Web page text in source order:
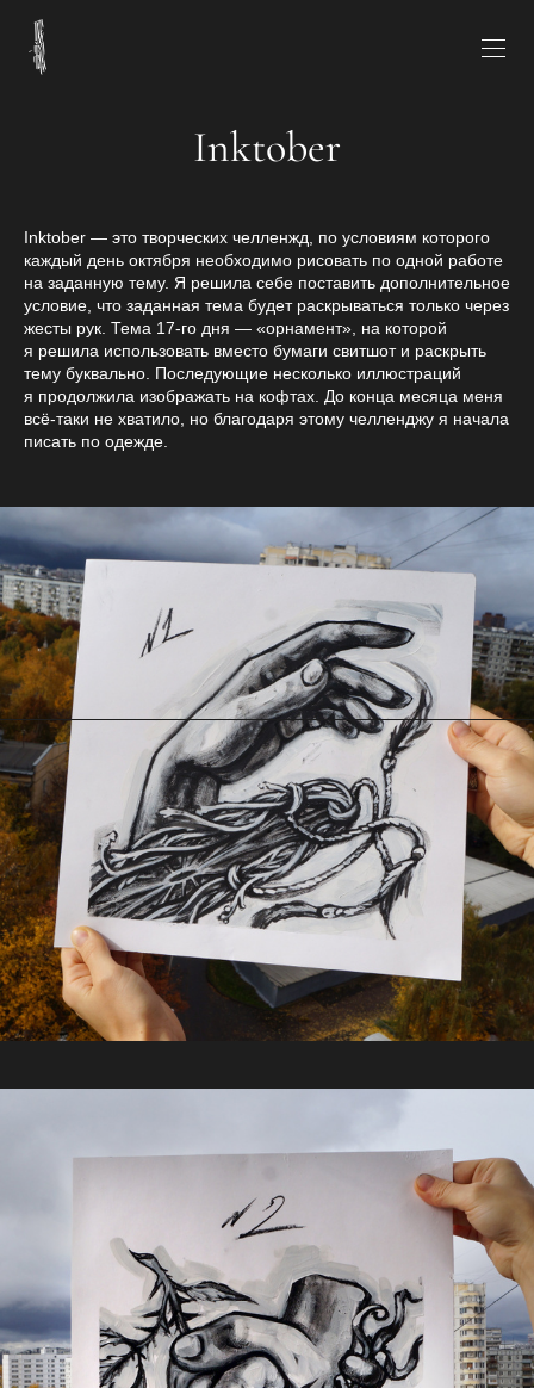
Inktober
Inktober — это творческих челленжд, по условиям которого
каждый день октября необходимо рисовать по одной работе
на заданную тему. Я решила себе поставить дополнительное
условие, что заданная тема будет раскрываться только через
жесты рук. Тема 17-го дня — «орнамент», на которой
я решила использовать вместо бумаги свитшот и раскрыть
тему буквально. Последующие несколько иллюстраций
я продолжила изображать на кофтах. До конца месяца меня
всё-таки не хватило, но благодаря этому челленджу я начала
писать по одежде.